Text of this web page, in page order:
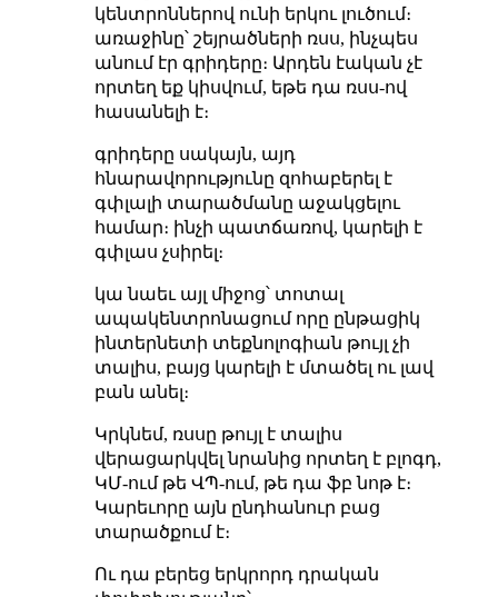
կենտրոններով ունի երկու լուծում։
առաջինը՝ շեյրածների ռսս, ինչպես
անում էր գրիդերը։ Արդեն էական չէ
որտեղ եք կիսվում, եթե դա ռսս-ով
հասանելի է։
գրիդերը սակայն, այդ
հնարավորությունը զոհաբերել է
գփլալի տարածմանը աջակցելու
համար։ ինչի պատճառով, կարելի է
գփլաս չսիրել։
կա նաեւ այլ միջոց՝ տոտալ
ապակենտրոնացում որը ընթացիկ
ինտերնետի տեքնոլոգիան թույլ չի
տալիս, բայց կարելի է մտածել ու լավ
բան անել։
Կրկնեմ, ռսսը թույլ է տալիս
վերացարկվել նրանից որտեղ է բլոգդ,
ԿՄ-ում թե ՎՊ-ում, թե դա ֆբ նոթ է։
Կարեւորը այն ընդհանուր բաց
տարածքում է։
Ու դա բերեց երկրորդ դրական